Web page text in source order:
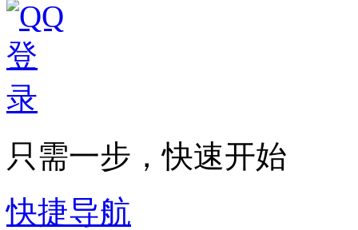
只需一步，快速开始
快捷导航